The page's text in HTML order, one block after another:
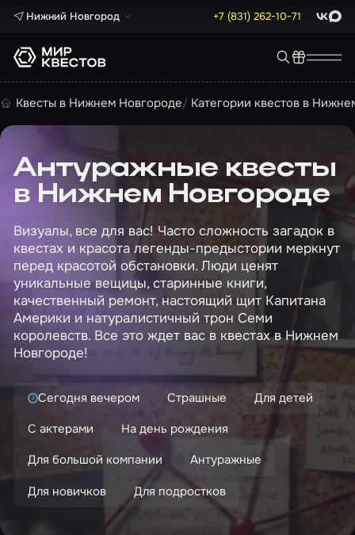
Нижний Новгород +7 (831) 262-10-71 Max
Квесты в Нижнем Новгороде Категории квестов в
Антуражные квесты
в Нижнем Новгороде
Визуалы, все для вас! Часто сложность загадок в
квестах и красота легенды-предыстории меркнут
перед красотой обстановки. Люди ценят
уникальные вещицы, старинные книги,
качественный ремонт, настоящий щит Капитана
Америки и натуралистичный трон Семи
королевств. Все это ждет вас в квестах в Нижнем
Новгороде!
Сегодня вечером Страшные
Для детей
С актерами
На день рождения
Для большой компании
Антуражные
Для новичков
Для подростков